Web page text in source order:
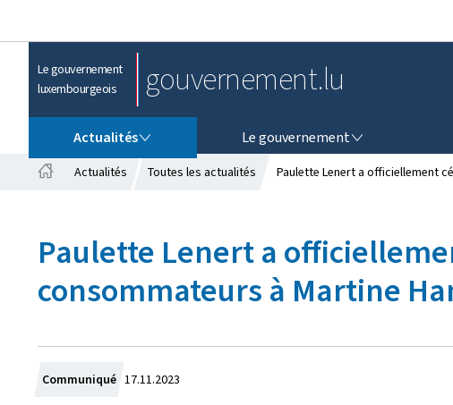
Le gouvernement
luxembourgeois
gouvernement.lu
Actualités Le gouvernement
u
e
l
Actualités Toutes les actualités Paulette Lenert a officiellement
Paulette Lenert a
consommateurs à Martine
Communiqué C
17.11.2023